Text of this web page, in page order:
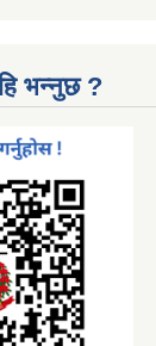
भन्नुछ ?